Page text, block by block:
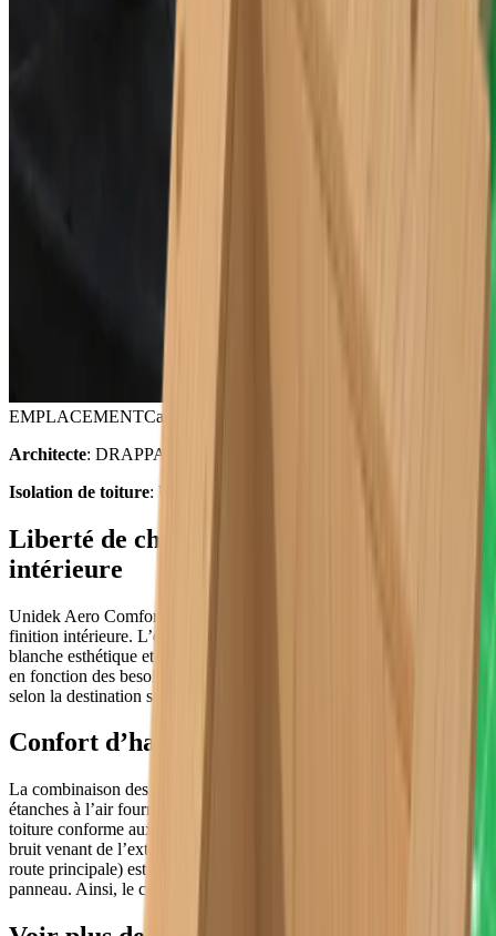
EMPLACEMENTCarnières
Architecte: DRAPPA Donato
Isolation de toiture: Unidek Aero Confort 10.0
Liberté de choix au niveau de la finition
intérieure
Unidek Aero Comfort offre une liberté de choix au niveau de la
finition intérieure. L’élément de toiture est livré avec une face visible
blanche esthétique et prête à l’emploi, qui peut recevoir une finition
en fonction des besoins, pour que les combles soient aménageables
selon la destination souhaitée.
Confort d’habitation maximal
La combinaison des éléments de toiture Unidek et des accessoires
étanches à l’air fournis avec les panneaux permet d’obtenir une
toiture conforme aux exigences d’une maison passive. En outre, le
bruit venant de l’extérieur (la maison est située en bordure d’une
route principale) est réduit grâce au placoplâtre intégré dans le
panneau. Ainsi, le confort d’habitation maximal est à portée de main.